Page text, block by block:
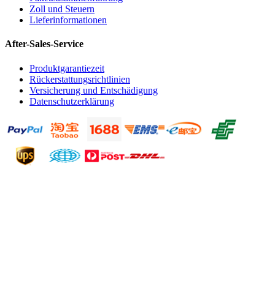
Zoll und Steuern
Lieferinformationen
After-Sales-Service
Produktgarantiezeit
Rückerstattungsrichtlinien
Versicherung und Entschädigung
Datenschutzerklärung